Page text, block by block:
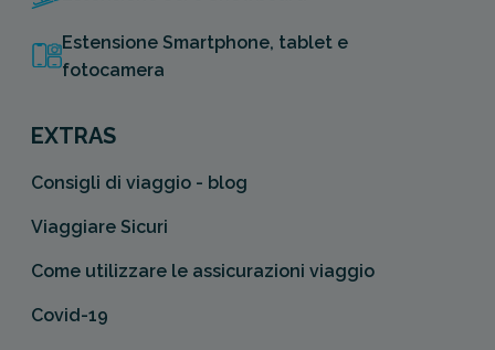
Estensione Smartphone, tablet e
fotocamera
EXTRAS
Consigli di viaggio - blog
Viaggiare Sicuri
Come utilizzare le assicurazioni viaggio
Covid-19